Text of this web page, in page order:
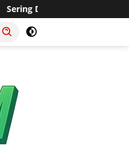
Sukaraja Usulkan